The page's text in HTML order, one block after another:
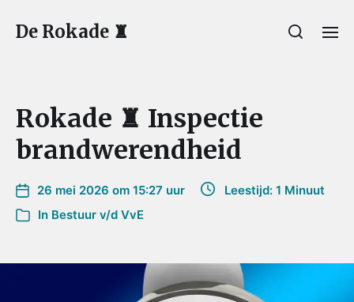
De Rokade ♜
Rokade ♜ Inspectie
brandwerendheid
26 mei 2026 om 15:27 uur
Leestijd: 1 Minuut
In Bestuur v/d VvE